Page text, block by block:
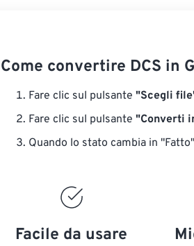
Come convertire DCS in
Fare clic sul pulsante "Scegli
Fare clic sul pulsante "Converti
Quando lo stato cambia in
Facile da usare